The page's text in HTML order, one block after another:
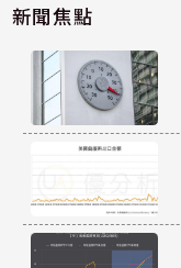
新聞焦點